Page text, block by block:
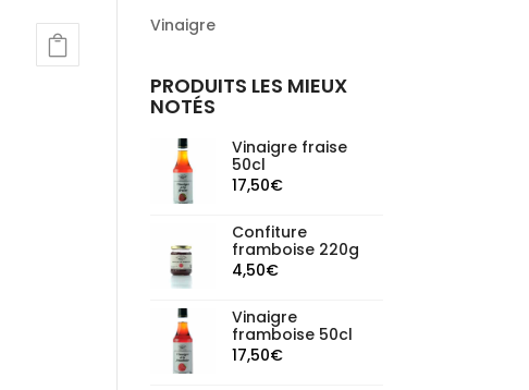
Vinaigre
PRODUITS LES MIEUX
NOTÉS
Vinaigre fraise
50cl
17,50€
Confiture
framboise 220g
4,50€
Vinaigre
framboise 50cl
17,50€